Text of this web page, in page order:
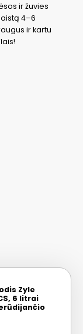
ir žuvies
4–6
ir kartu
Zyle
6 litrai